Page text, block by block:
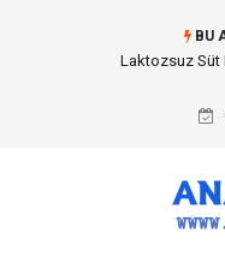
BU
Cold mix asphalt plant